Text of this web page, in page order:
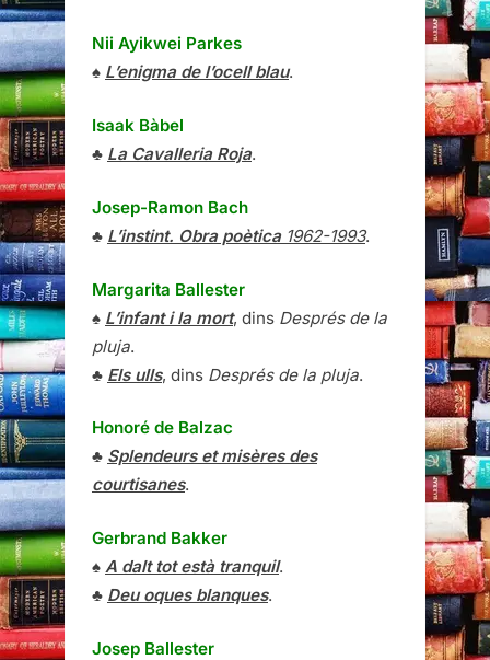
Nii Ayikwei Parkes
♠ L’enigma de l’ocell blau.
Isaak Bàbel
♣ La Cavalleria Roja.
Josep-Ramon Bach
♣ L’instint. Obra poètica1962-1993.
Margarita Ballester
♠ L’infant i la mort, dins Després de la
pluja.
♣ Els ulls, dins Després de la pluja.
Honoré de Balzac
♣ Splendeurs et misères des
courtisanes.
Gerbrand Bakker
♠ A dalt tot està tranquil.
♣ Deu oques blanques.
Josep Ballester